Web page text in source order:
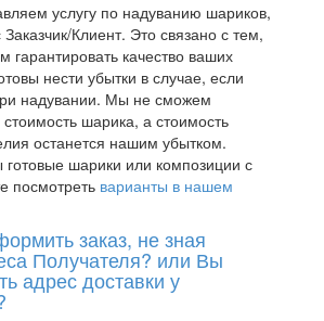
услугу по надуванию шариков,
Клиент. Это связано с тем,
качество ваших
нести убытки в случае, если
надувании. Мы не сможем
шарика, а стоимость
останется нашим убытком.
шарики или композиции с
посмотреть варианты в нашем
заказ, не зная
Получателя? или Вы
адрес доставки у